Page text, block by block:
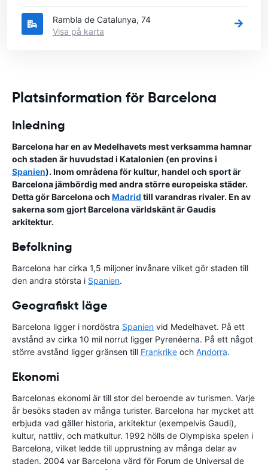
Rambla de Catalunya, 74
Visa på karta
Platsinformation för Barcelona
Inledning
Barcelona har en av Medelhavets mest verksamma hamnar
och staden är huvudstad i Katalonien (en provins i
Spanien). Inom områdena för kultur, handel och sport är
Barcelona jämbördig med andra större europeiska städer.
Detta gör Barcelona och Madrid till varandras rivaler. En av
sakerna som gjort Barcelona världskänt är Gaudis
arkitektur.
Befolkning
Barcelona har cirka 1,5 miljoner invånare vilket gör staden till
den andra största i Spanien.
Geografiskt läge
Barcelona ligger i nordöstra Spanien vid Medelhavet. På ett
avstånd av cirka 10 mil norrut ligger Pyrenéerna. På ett något
större avstånd ligger gränsen till Frankrike och Andorra.
Ekonomi
Barcelonas ekonomi är till stor del beroende av turismen. Varje
år besöks staden av många turister. Barcelona har mycket att
erbjuda vad gäller historia, arkitektur (exempelvis Gaudi),
kultur, nattliv, och matkultur. 1992 hölls de Olympiska spelen i
Barcelona, vilket ledde till upprustning av många delar av
staden. 2004 var Barcelona värd för Forum de Universal de